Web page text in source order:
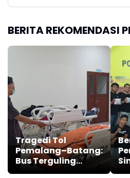
BERITA REKOMENDASI
Tragedi Tol
Pemalang–Batang:
Bus Terguling
Renggut Empat